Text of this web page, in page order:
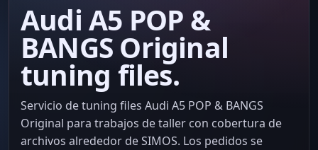
Audi A5 POP &
BANGS Original
tuning files.
Servicio de tuning files Audi A5 POP & BANGS
Original para trabajos de taller con cobertura de
archivos alrededor de SIMOS. Los pedidos se